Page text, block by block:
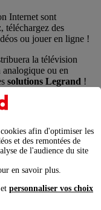
Internet sont
téléchargez des
ou jouer en ligne !
la télévision
ou en
solutions Legrand !
haut débit pour vos
afin d'optimiser les
et des remontées de
de l'audience du site
en savoir plus.
personnaliser vos choix